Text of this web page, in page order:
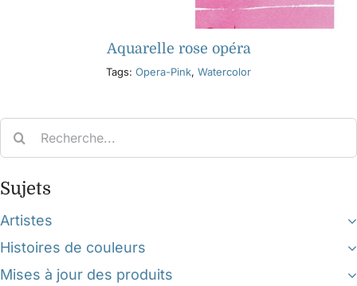
Aquarelle rose opéra
Tags: Opera-Pink, Watercolor
Sujets
Artistes
Histoires de couleurs
Mises à jour des produits